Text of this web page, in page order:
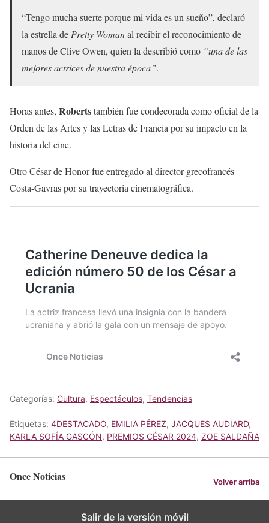
“Tengo mucha suerte porque mi vida es un sueño”, declaró
la estrella de Pretty Womanal recibir el reconocimiento de
manos de Clive Owen, quien la describió como “una de las
mejores actrices de nuestra época”.
Horas antes, Robertstambién fue condecorada como oficial de la
Orden de las Artes y las Letras de Francia por su impacto en la
historia del cine.
Otro César de Honor fue entregado al director grecofrancés
Costa-Gavras por su trayectoria cinematográfica.
Categorías: Cultura, Espectáculos, Tendencias
Etiquetas: 4DESTACADO, EMILIA PÉREZ, JACQUES AUDIARD,
KARLA SOFÍA GASCÓN, PREMIOS CÉSAR 2024, ZOE SALDAÑA
Once Noticias Volver arriba
Salir de la versión móvil